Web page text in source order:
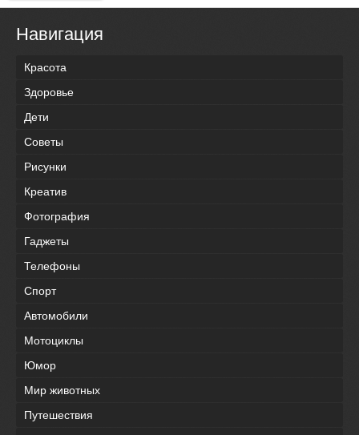
Навигация
Красота
Здоровье
Дети
Советы
Рисунки
Креатив
Фотография
Гаджеты
Телефоны
Спорт
Автомобили
Мотоциклы
Юмор
Мир животных
Путешествия